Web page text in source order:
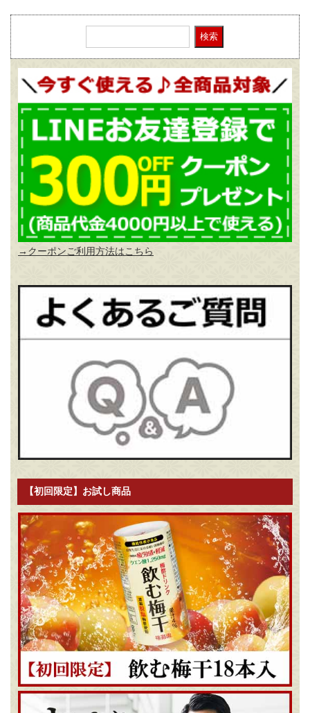
検索
→クーポンご利用方法はこちら
【初回限定】お試し商品